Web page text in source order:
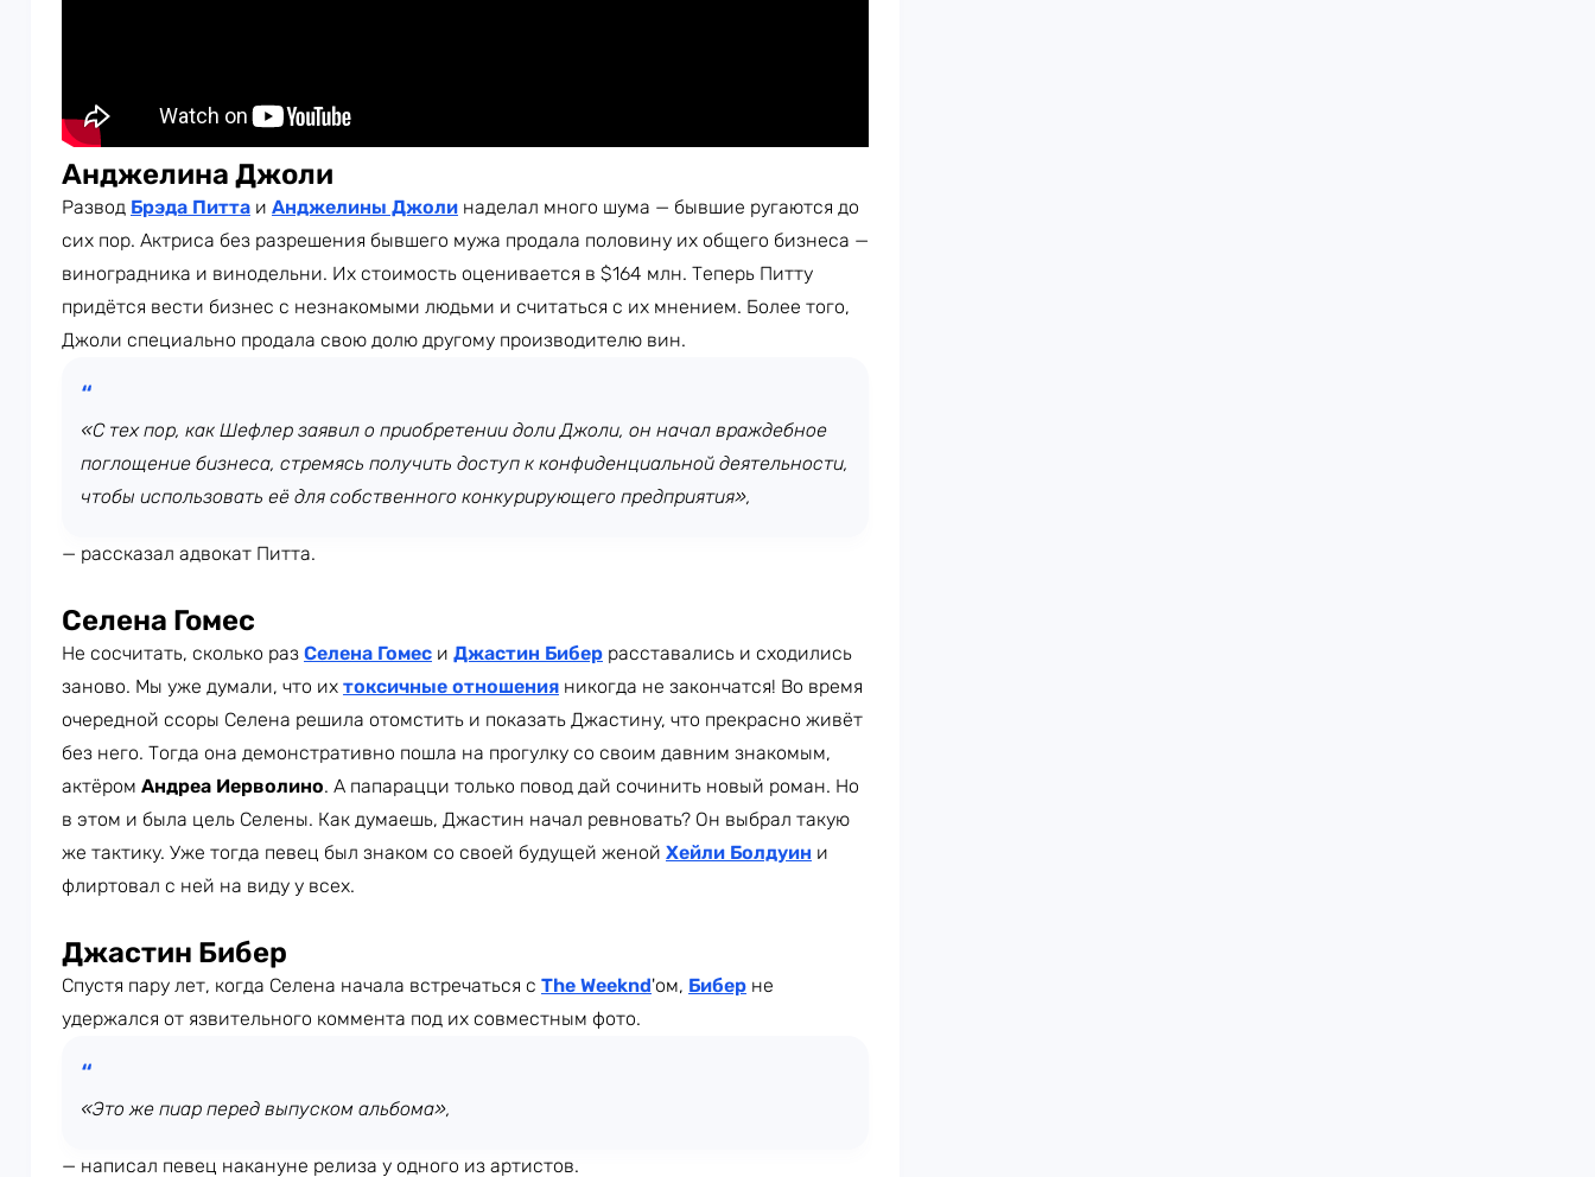
Анджелина Джоли
Развод Брэда Питта и Анджелины Джоли наделал много шума — бывшие ругаются до
сих пор. Актриса без разрешения бывшего мужа продала половину их общего бизнеса —
виноградника и винодельни. Их стоимость оценивается в $164 млн. Теперь Питту
придётся вести бизнес с незнакомыми людьми и считаться с их мнением. Более того,
Джоли специально продала свою долю другому производителю вин.
«С тех пор, как Шефлер заявил о приобретении доли Джоли, он начал враждебное
поглощение бизнеса, стремясь получить доступ к конфиденциальной деятельности,
чтобы использовать её для собственного конкурирующего предприятия»,
— рассказал адвокат Питта.
Селена Гомес
Не сосчитать, сколько раз Селена Гомес и Джастин Бибер расставались и сходились
заново. Мы уже думали, что их токсичные отношения никогда не закончатся! Во время
очередной ссоры Селена решила отомстить и показать Джастину, что прекрасно живёт
без него. Тогда она демонстративно пошла на прогулку со своим давним знакомым,
актёром Андреа Иерволино. А папарацци только повод дай сочинить новый роман. Но
в этом и была цель Селены. Как думаешь, Джастин начал ревновать? Он выбрал такую
же тактику. Уже тогда певец был знаком со своей будущей женой Хейли Болдуин и
флиртовал с ней на виду у всех.
Джастин Бибер
Спустя пару лет, когда Селена начала встречаться с The Weeknd'ом, Бибер не
удержался от язвительного коммента под их совместным фото.
«Это же пиар перед выпуском альбома»,
— написал певец накануне релиза у одного из артистов.